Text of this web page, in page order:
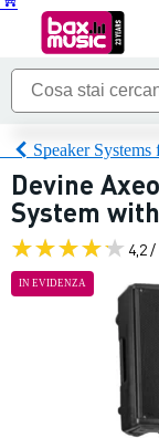
Speaker
Devine
System
4,2 /
IN EVIDENZA